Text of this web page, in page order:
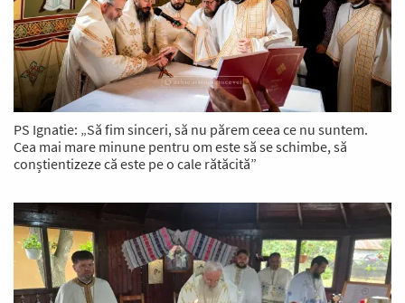
PS Ignatie: „Să fim sinceri, să nu părem ceea ce nu suntem.
Cea mai mare minune pentru om este să se schimbe, să
conștientizeze că este pe o cale rătăcită”